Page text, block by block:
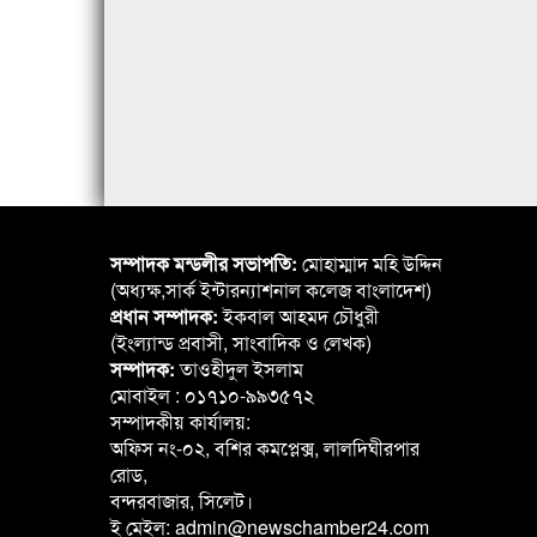
সম্পাদক মন্ডলীর সভাপতি: মোহাম্মাদ মহি উদ্দিন
(অধ্যক্ষ,সার্ক ইন্টারন্যাশনাল কলেজ বাংলাদেশ)
প্রধান সম্পাদক:ইকবাল আহমদ চৌধুরী
(ইংল্যান্ড প্রবাসী, সাংবাদিক ও লেখক)
সম্পাদক:তাওহীদুল ইসলাম
মোবাইল : ০১৭১০-৯৯৩৫৭২
সম্পাদকীয় কার্যালয়:
অফিস নং-০২, বশির কমপ্লেক্স, লালদিঘীরপার
রোড,
বন্দরবাজার, সিলেট।
ই মেইল: admin@newschamber24.com